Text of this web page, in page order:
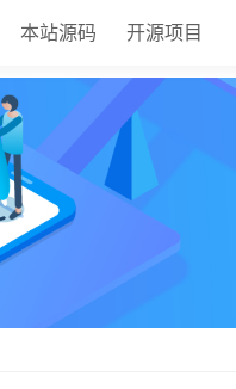
本站源码 开源项目